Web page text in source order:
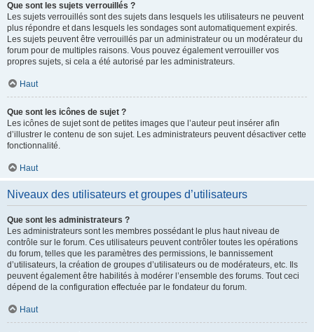
Que sont les sujets verrouillés ?
Les sujets verrouillés sont des sujets dans lesquels les utilisateurs ne peuvent
plus répondre et dans lesquels les sondages sont automatiquement expirés.
Les sujets peuvent être verrouillés par un administrateur ou un modérateur du
forum pour de multiples raisons. Vous pouvez également verrouiller vos
propres sujets, si cela a été autorisé par les administrateurs.
Haut
Que sont les icônes de sujet ?
Les icônes de sujet sont de petites images que l’auteur peut insérer afin
d’illustrer le contenu de son sujet. Les administrateurs peuvent désactiver cette
fonctionnalité.
Haut
Niveaux des utilisateurs et groupes d’utilisateurs
Que sont les administrateurs ?
Les administrateurs sont les membres possédant le plus haut niveau de
contrôle sur le forum. Ces utilisateurs peuvent contrôler toutes les opérations
du forum, telles que les paramètres des permissions, le bannissement
d’utilisateurs, la création de groupes d’utilisateurs ou de modérateurs, etc. Ils
peuvent également être habilités à modérer l’ensemble des forums. Tout ceci
dépend de la configuration effectuée par le fondateur du forum.
Haut